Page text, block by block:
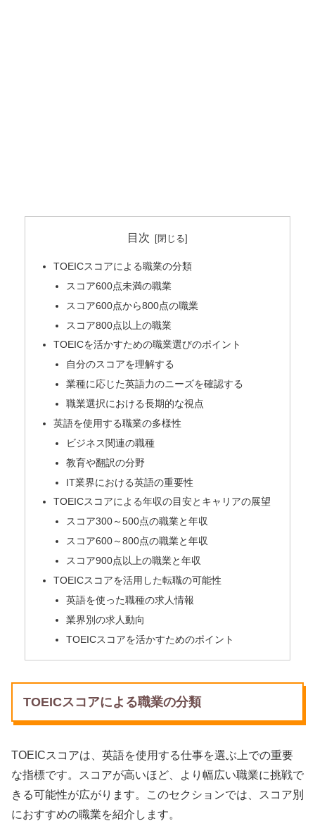
目次
TOEICスコアによる職業の分類
スコア600点未満の職業
スコア600点から800点の職業
スコア800点以上の職業
TOEICを活かすための職業選びのポイント
自分のスコアを理解する
業種に応じた英語力のニーズを確認する
職業選択における長期的な視点
英語を使用する職業の多様性
ビジネス関連の職種
教育や翻訳の分野
IT業界における英語の重要性
TOEICスコアによる年収の目安とキャリアの展望
スコア300～500点の職業と年収
スコア600～800点の職業と年収
スコア900点以上の職業と年収
TOEICスコアを活用した転職の可能性
英語を使った職種の求人情報
業界別の求人動向
TOEICスコアを活かすためのポイント
TOEICスコアによる職業の分類
TOEICスコアは、英語を使用する仕事を選ぶ上での重要
な指標です。スコアが高いほど、より幅広い職業に挑戦で
きる可能性が広がります。このセクションでは、スコア別
におすすめの職業を紹介します。